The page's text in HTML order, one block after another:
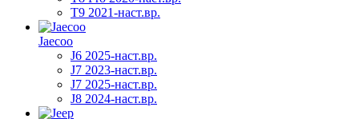
T9 2021-наст.вр.
Jaecoo
J6 2025-наст.вр.
J7 2023-наст.вр.
J7 2025-наст.вр.
J8 2024-наст.вр.